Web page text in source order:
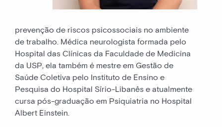
prevenção de riscos psicossociais no ambiente
de trabalho. Médica neurologista formada pelo
Hospital das Clínicas da Faculdade de Medicina
da USP, ela também é mestre em Gestão de
Saúde Coletiva pelo Instituto de Ensino e
Pesquisa do Hospital Sírio-Libanês e atualmente
cursa pós-graduação em Psiquiatria no Hospital
Albert Einstein.